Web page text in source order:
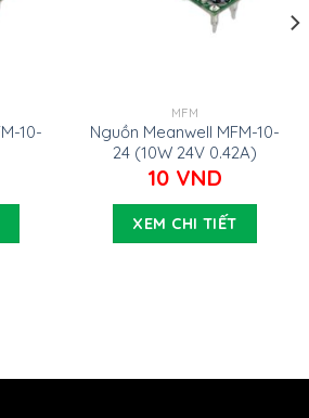
10-
MFM
Nguồn Meanwell MFM-10-
24 (10W 24V 0.42A)
10 VND
XEM CHI TIẾT